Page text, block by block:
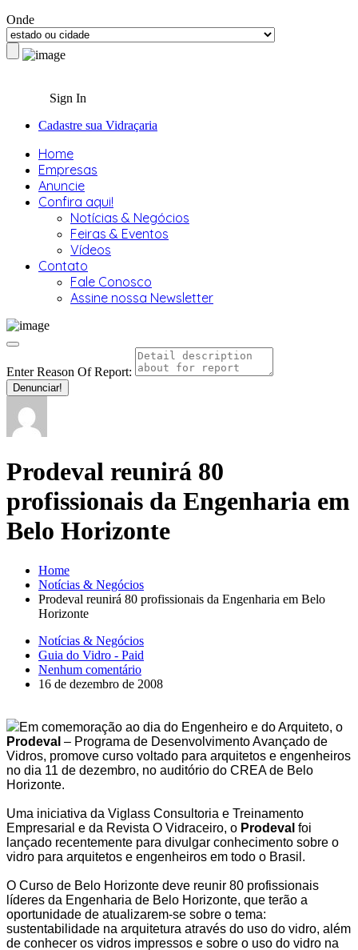
Onde
Sign In
Cadastre sua Vidraçaria
Home
Empresas
Anuncie
Confira aqui!
Notícias & Negócios
Feiras & Eventos
Vídeos
Contato
Fale Conosco
Assine nossa Newsletter
Enter Reason Of Report:
Denunciar!
Prodeval reunirá 80
profissionais da Engenharia em
Belo Horizonte
Home
Notícias & Negócios
Prodeval reunirá 80 profissionais da Engenharia em Belo
Horizonte
Notícias & Negócios
Guia do Vidro - Paid
Nenhum comentário
16 de dezembro de 2008
Em comemoração ao dia do Engenheiro e do Arquiteto, o
Prodeval – Programa de Desenvolvimento Avançado de
Vidros, promove curso voltado para arquitetos e engenheiros
no dia 11 de dezembro, no auditório do CREA de Belo
Horizonte.
Uma iniciativa da Viglass Consultoria e Treinamento
Empresarial e da Revista O Vidraceiro, o Prodeval foi
lançado recentemente para divulgar conhecimento sobre o
vidro para arquitetos e engenheiros em todo o Brasil.
O Curso de Belo Horizonte deve reunir 80 profissionais
líderes da Engenharia de Belo Horizonte, que terão a
oportunidade de atualizarem-se sobre o tema:
sustentabilidade na arquitetura através do uso do vidro, além
de conhecer os vidros impressos e sobre o uso do vidro na